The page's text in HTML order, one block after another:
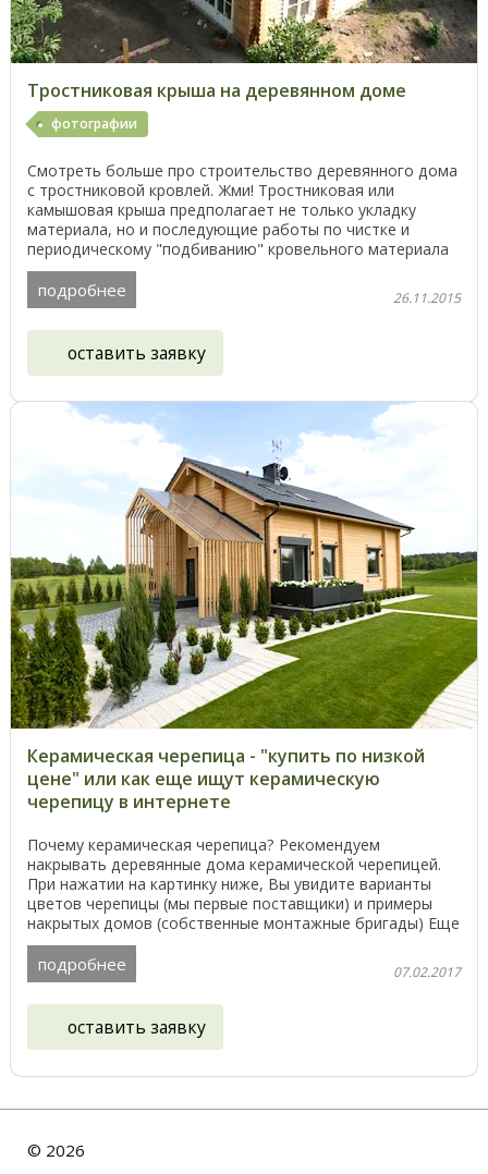
Тростниковая крыша на деревянном доме
фотографии
Смотреть больше про строительство деревянного дома
с тростниковой кровлей. Жми! Тростниковая или
камышовая крыша предполагает не только укладку
материала, но и последующие работы по чистке и
периодическому "подбиванию" кровельного материала
из ...
подробнее 26.11.2015
оставить заявку
Керамическая черепица - "купить по низкой
цене" или как еще ищут керамическую
черепицу в интернeте
Почему керамическая черепица? Рекомендуем
накрывать деревянные дома керамической черепицей.
При нажатии на картинку ниже, Вы увидите варианты
цветов черепицы (мы первые поставщики) и примеры
накрытых домов (собственные монтажные бригады) Еще
2,5 ...
подробнее 07.02.2017
оставить заявку
© 2026